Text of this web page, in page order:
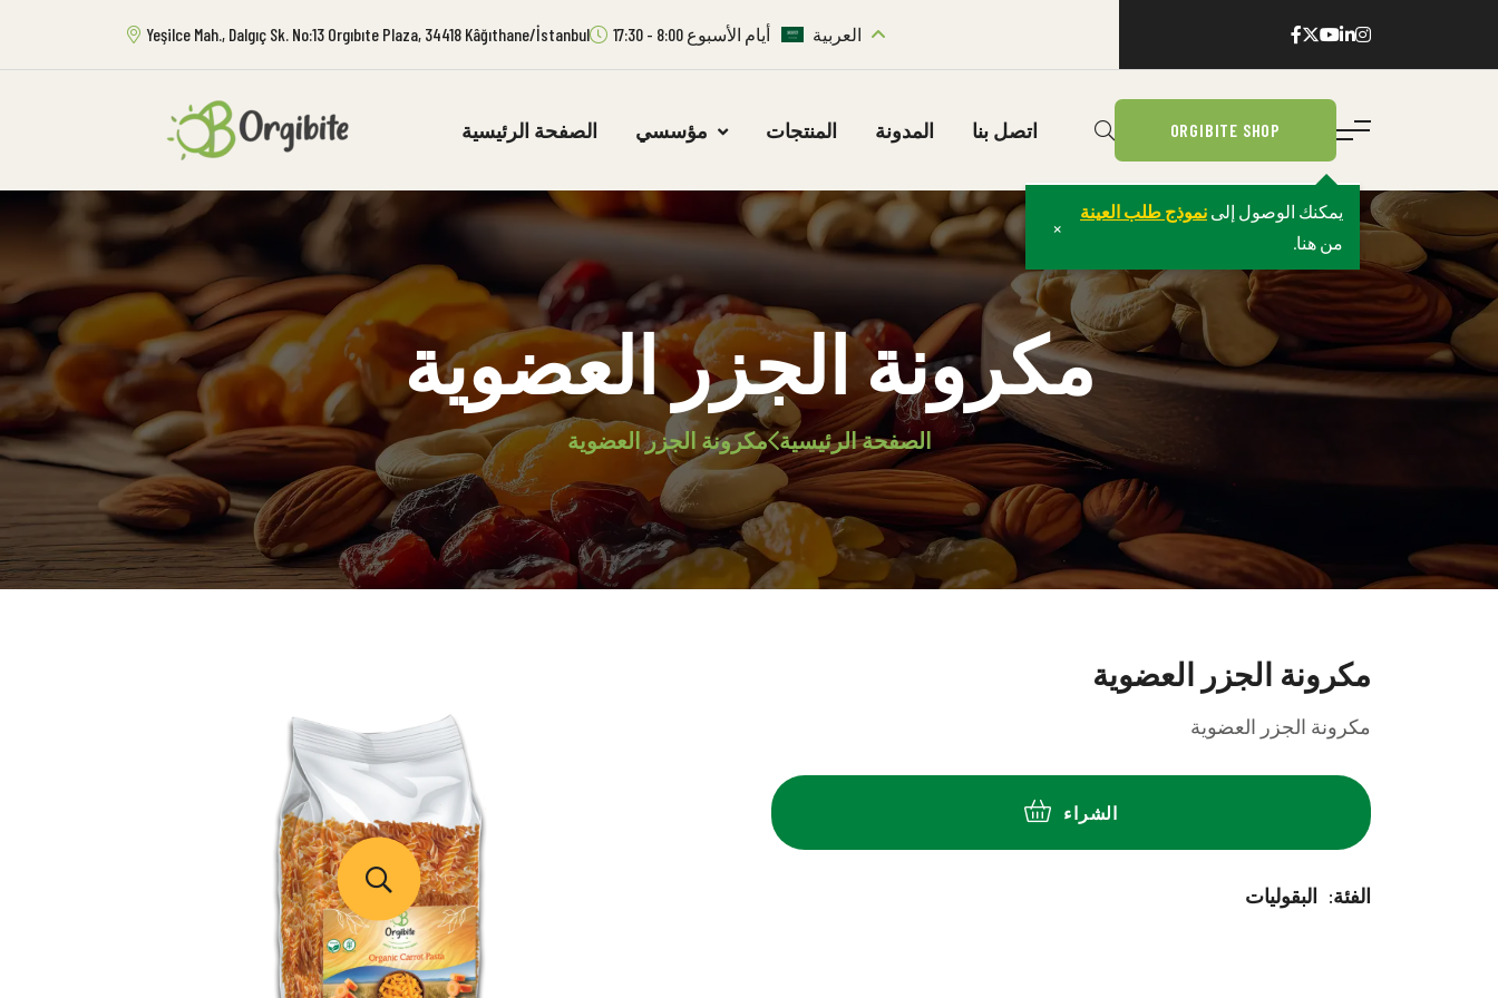
Yeşilce Mah., Dalgıç Sk. No:13 Orgıbıte Plaza, 34418 Kâğıthane/İstanbul أيام الأسبوع 8:00 - 17:30 العربية
الصفحة الرئيسية المنتجات المدونة اتصل بنا ORGIBITE SHOP
يمكنك الوصول إلى نموذج طلب العينة
من هنا.
×
مكرونة الجزر العضوية
مكرونة الجزر العضوية الصفحة الرئيسية
مكرونة الجزر العضوية
مكرونة الجزر العضوية
الشراء
البقوليات :الفئة